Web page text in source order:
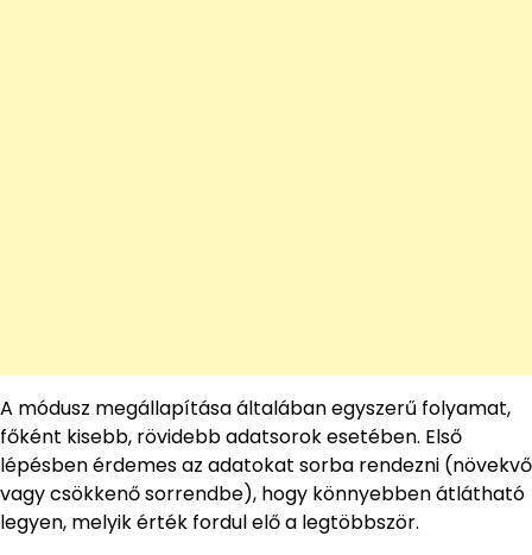
A módusz megállapítása általában egyszerű folyamat,
főként kisebb, rövidebb adatsorok esetében. Első
lépésben érdemes az adatokat sorba rendezni (növekvő
vagy csökkenő sorrendbe), hogy könnyebben átlátható
legyen, melyik érték fordul elő a legtöbbször.